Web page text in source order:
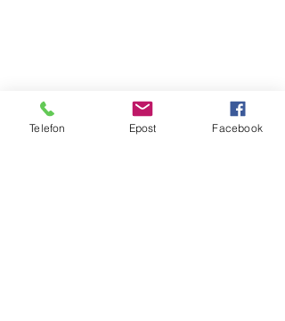
Telefon Epost Facebook